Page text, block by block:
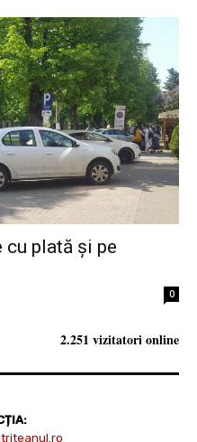
cu plată și pe
0
2.251 vizitatori online